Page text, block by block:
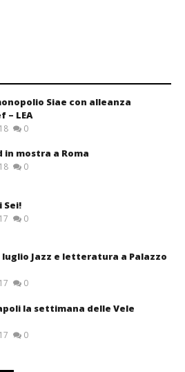
Siae con alleanza
– LEA
0
in mostra a Roma
0
Sei!
0
luglio Jazz e letteratura a Palazzo
0
la settimana delle Vele
0